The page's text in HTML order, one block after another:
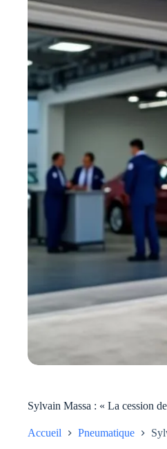
Sylvain Massa : « La cession
Accueil Pneumatique